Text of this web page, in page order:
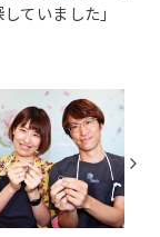
ていました」